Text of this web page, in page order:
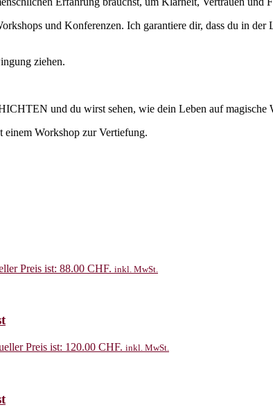
und Konferenzen. Ich garantiere dir, dass du in
ziehen.
und du wirst sehen, wie dein Leben auf magische
Workshop zur Vertiefung.
Preis ist: 88.00 CHF. inkl. MwSt.
Preis ist: 120.00 CHF. inkl. MwSt.